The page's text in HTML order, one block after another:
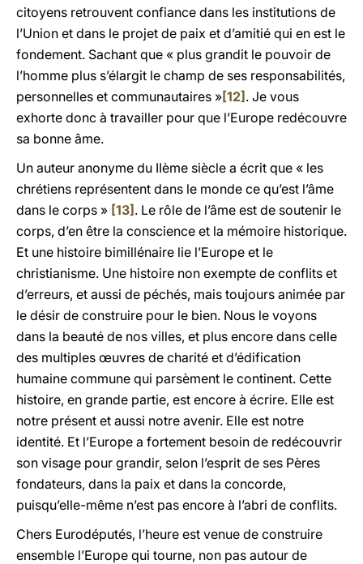
citoyens retrouvent confiance dans les institutions de
l’Union et dans le projet de paix et d’amitié qui en est le
fondement. Sachant que « plus grandit le pouvoir de
l’homme plus s’élargit le champ de ses responsabilités,
personnelles et communautaires »[12] . Je vous
exhorte donc à travailler pour que l’Europe redécouvre
sa bonne âme.
Un auteur anonyme du IIème siècle a écrit que « les
chrétiens représentent dans le monde ce qu’est l’âme
dans le corps » [13] . Le rôle de l’âme est de soutenir le
corps, d’en être la conscience et la mémoire historique.
Et une histoire bimillénaire lie l’Europe et le
christianisme. Une histoire non exempte de conflits et
d’erreurs, et aussi de péchés, mais toujours animée par
le désir de construire pour le bien. Nous le voyons
dans la beauté de nos villes, et plus encore dans celle
des multiples œuvres de charité et d’édification
humaine commune qui parsèment le continent. Cette
histoire, en grande partie, est encore à écrire. Elle est
notre présent et aussi notre avenir. Elle est notre
identité. Et l’Europe a fortement besoin de redécouvrir
son visage pour grandir, selon l’esprit de ses Pères
fondateurs, dans la paix et dans la concorde,
puisqu’elle-même n’est pas encore à l’abri de conflits.
Chers Eurodéputés, l’heure est venue de construire
ensemble l’Europe qui tourne, non pas autour de